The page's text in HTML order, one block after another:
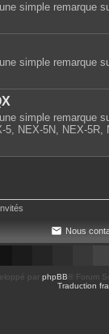
simple remarque
simple remarque
simple remarque
NEX-5N, NEX-5R,
Nous
par phpBB ® Forum
Traduction